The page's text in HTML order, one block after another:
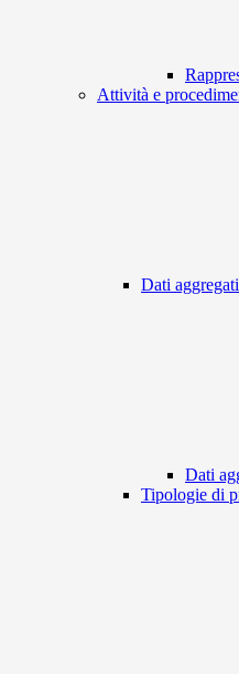
Attività e
Dati
Dati
Tipologie di